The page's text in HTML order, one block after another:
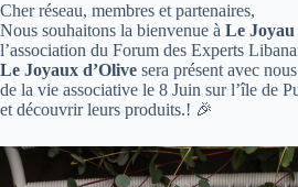
Cher réseau, membres et partenaires,
Nous souhaitons la bienvenue à Le Joyau
l’association du Forum des Experts
Le Joyaux d’Olive sera présent avec
de la vie associative le 8 Juin sur l’île de
et découvrir leurs produits.! 🎉